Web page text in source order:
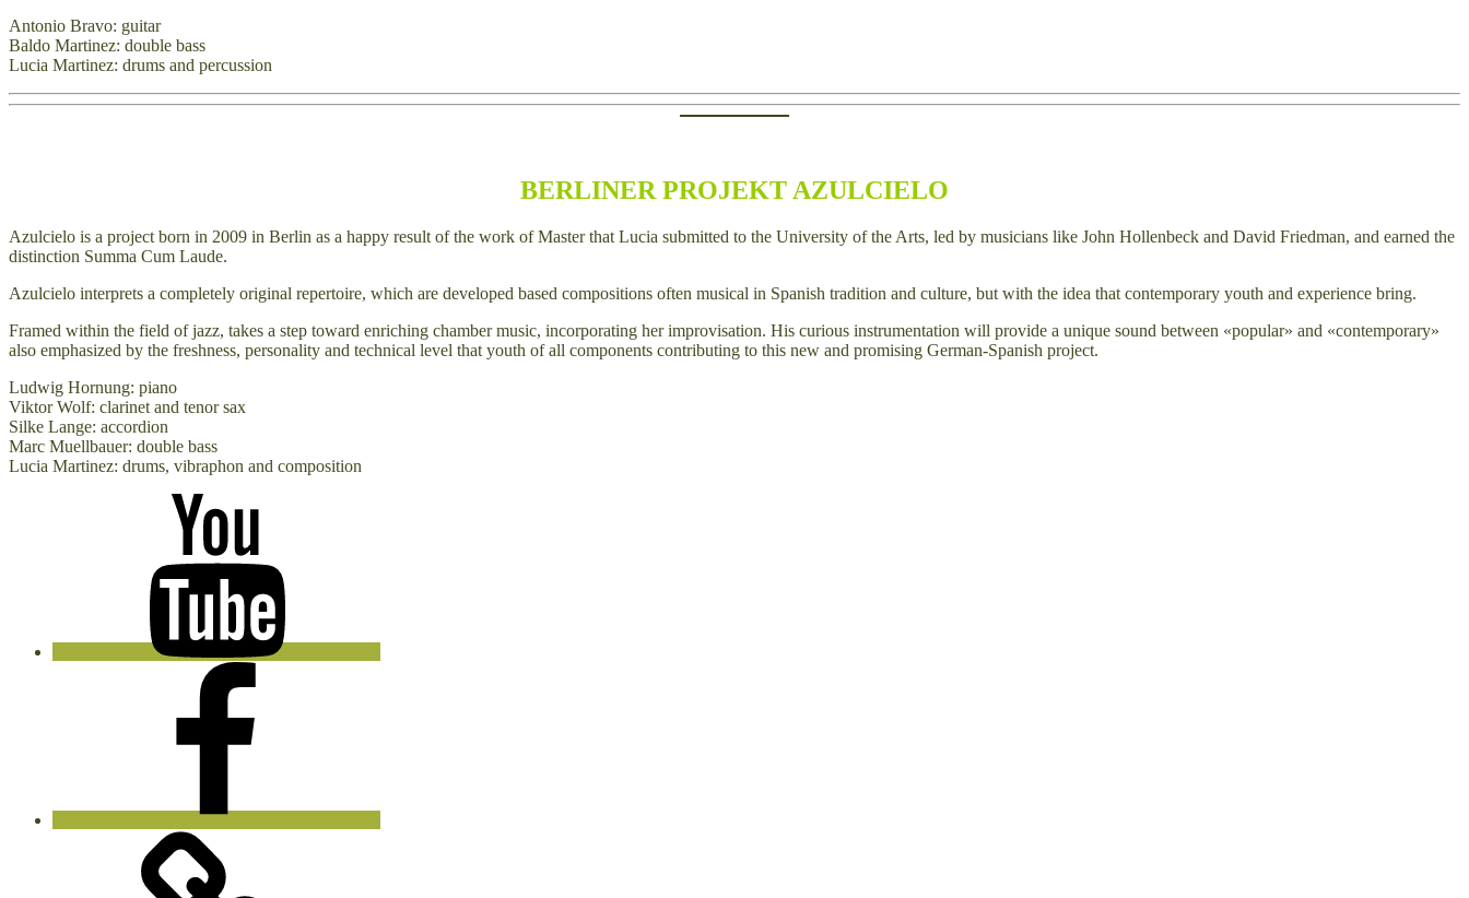
Antonio Bravo: guitar
Baldo Martinez: double bass
Lucia Martinez: drums and percussion
BERLINER PROJEKT AZULCIELO
Azulcielo is a project born in 2009 in Berlin as a happy result of the work of Master that Lucia submitted to the University of the Arts, led by musicians like John Hollenbeck and David Friedman, and earned the
distinction Summa Cum Laude.
Azulcielo interprets a completely original repertoire, which are developed based compositions often musical in Spanish tradition and culture, but with the idea that contemporary youth and experience bring.
Framed within the field of jazz, takes a step toward enriching chamber music, incorporating her improvisation. His curious instrumentation will provide a unique sound between «popular» and «contemporary»
also emphasized by the freshness, personality and technical level that youth of all components contributing to this new and promising German-Spanish project.
Ludwig Hornung: piano
Viktor Wolf: clarinet and tenor sax
Silke Lange: accordion
Marc Muellbauer: double bass
Lucia Martinez: drums, vibraphon and composition